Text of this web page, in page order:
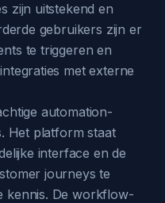
zijn uitstekend en
gebruikers zijn er
te triggeren en
met externe
automation-
Het platform staat
interface en de
journeys te
kennis. De workflow-